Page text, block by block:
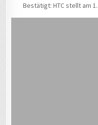
Bestätigt: HTC stellt am